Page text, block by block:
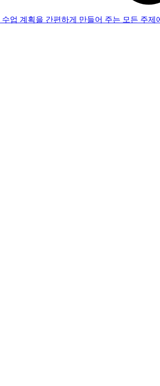
수업 계획을 간편하게 만들어 주는 모든 주제